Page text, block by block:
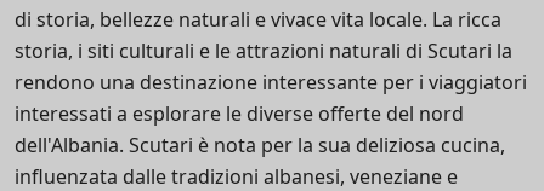
di storia, bellezze naturali e vivace vita locale. La ricca
storia, i siti culturali e le attrazioni naturali di Scutari la
rendono una destinazione interessante per i viaggiatori
interessati a esplorare le diverse offerte del nord
dell'Albania. Scutari è nota per la sua deliziosa cucina,
influenzata dalle tradizioni albanesi, veneziane e